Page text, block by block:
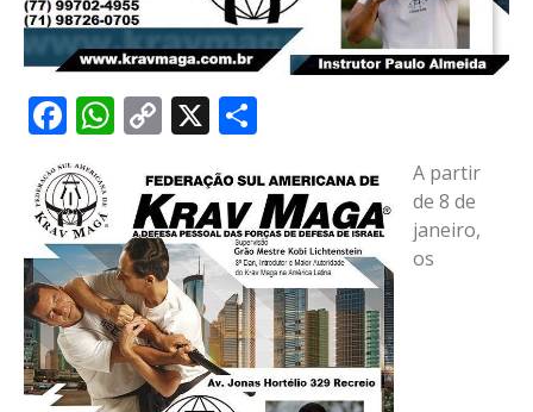
Facebook
WhatsApp
Copy
X
A partir
de 8 de
janeiro,
os